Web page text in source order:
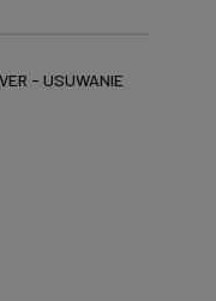
- USUWANIE